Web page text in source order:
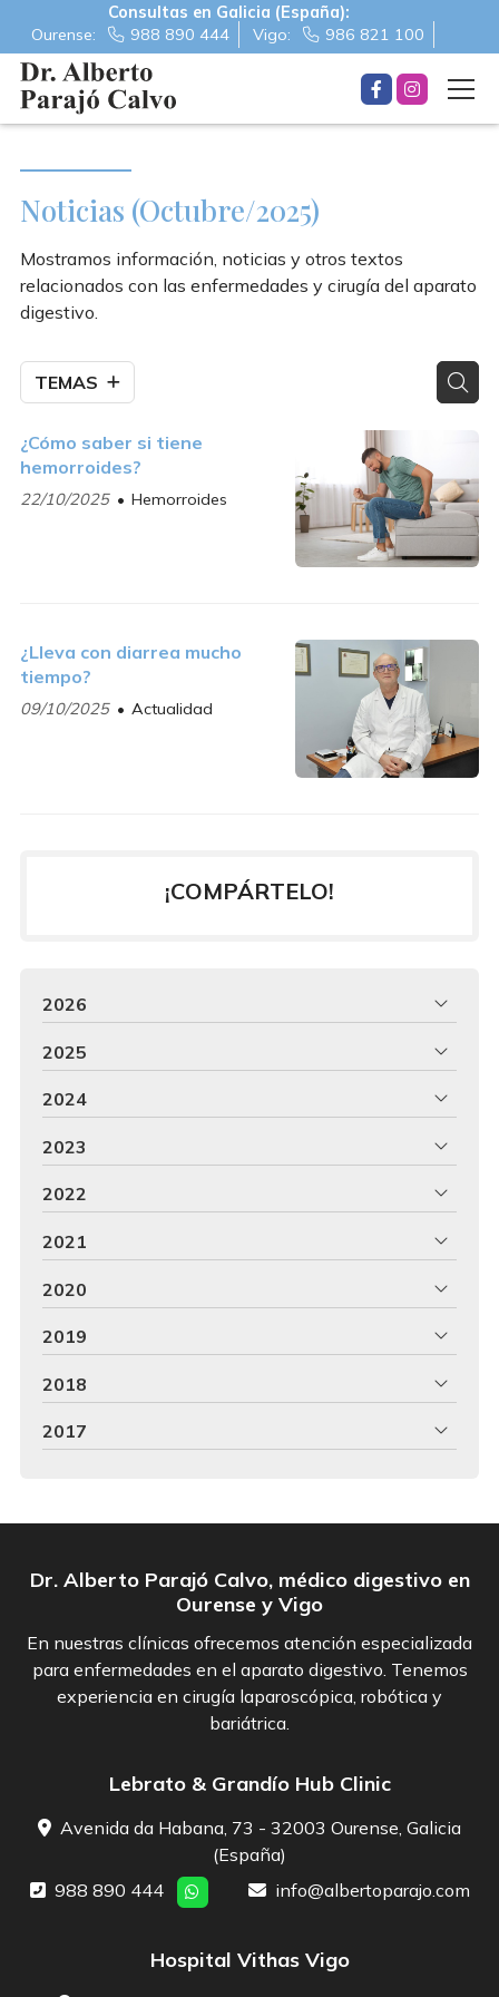
Consultas en Galicia (España):
Ourense:
988 890 444 Vigo: 986 821 100
Noticias (Octubre/2025)
Mostramos información, noticias y otros textos
relacionados con las enfermedades y cirugía del aparato
digestivo.
TEMAS
¿Cómo saber si tiene
hemorroides?
22/10/2025 Hemorroides
¿Lleva con diarrea mucho
tiempo?
09/10/2025 Actualidad
¡COMPÁRTELO!
2026
2025
2024
2023
2022
2021
2020
2019
2018
2017
Dr. Alberto Parajó Calvo, médico digestivo en
Ourense y Vigo
En nuestras clínicas ofrecemos atención especializada
para enfermedades en el aparato digestivo. Tenemos
experiencia en cirugía laparoscópica, robótica y
bariátrica.
Lebrato & Grandío Hub Clinic
Avenida da Habana, 73 - 32003 Ourense, Galicia
(España)
988 890 444
info@albertoparajo.com
Hospital Vithas Vigo